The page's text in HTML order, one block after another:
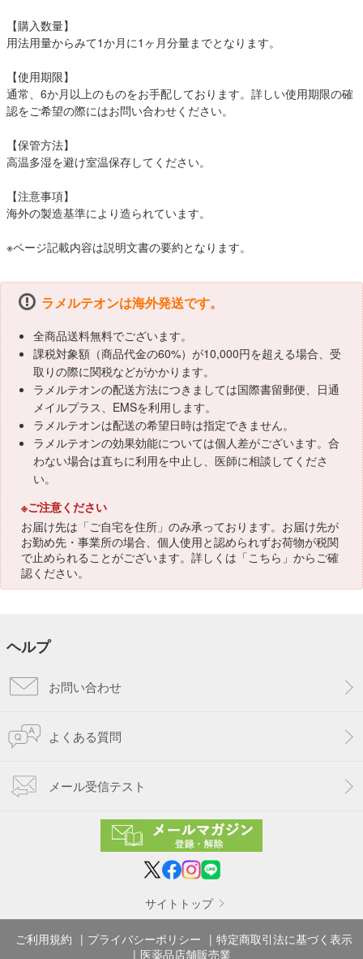
【購入数量】
用法用量からみて1か月に1ヶ月分量までとなります。
【使用期限】
通常、6か月以上のものをお手配しております。詳しい使用期限の確
認をご希望の際にはお問い合わせください。
【保管方法】
高温多湿を避け室温保存してください。
【注意事項】
海外の製造基準により造られています。
※ページ記載内容は説明文書の要約となります。
ラメルテオンは海外発送です。
全商品送料無料でございます。
課税対象額（商品代金の60%）が10,000円を超える場合、受
取りの際に関税などがかかります。
ラメルテオンの配送方法につきましては国際書留郵便、日通
メイルプラス、EMSを利用します。
ラメルテオンは配送の希望日時は指定できません。
ラメルテオンの効果効能については個人差がございます。合
わない場合は直ちに利用を中止し、医師に相談してくださ
い。
※ご注意ください
お届け先は「ご自宅を住所」のみ承っております。お届け先が
お勤め先・事業所の場合、個人使用と認められずお荷物が税関
で止められることがございます。詳しくは「こちら 」からご確
認ください。
ヘルプ
お問い合わせ
よくある質問
メール受信テスト
サイトトップ
ご利用規約 プライバシーポリシー
特定商取引法に基づく表示
医薬品店舗販売業